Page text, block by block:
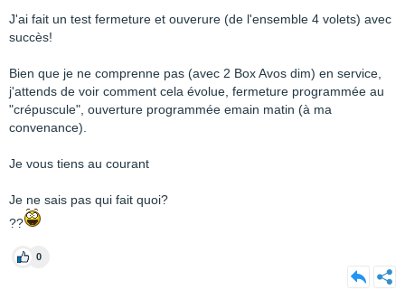
J'ai fait un test fermeture et ouverure (de l'ensemble 4 volets) avec
succès!
Bien que je ne comprenne pas (avec 2 Box Avos dim) en service,
j'attends de voir comment cela évolue, fermeture programmée au
"crépuscule", ouverture programmée emain matin (à ma
convenance).
Je vous tiens au courant
Je ne sais pas qui fait quoi?
??
0